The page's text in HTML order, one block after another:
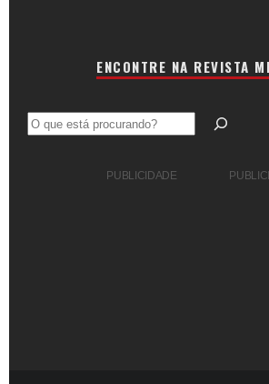
ENCONTRE NA REVISTA
Pesquisar
PUBLICIDADE